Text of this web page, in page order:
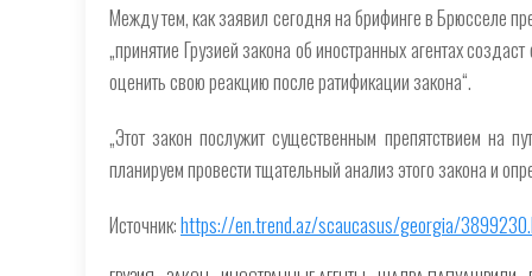
Между тем, как заявил сегодня на брифинге в Брюсселе
„принятие Грузией закона об иностранных агентах
оценить свою реакцию после ратификации закона“.
„Этот закон послужит существенным препятствием на
планируем провести тщательный анализ этого закона и
Источник:https://en.trend.az/scaucasus/georgia/